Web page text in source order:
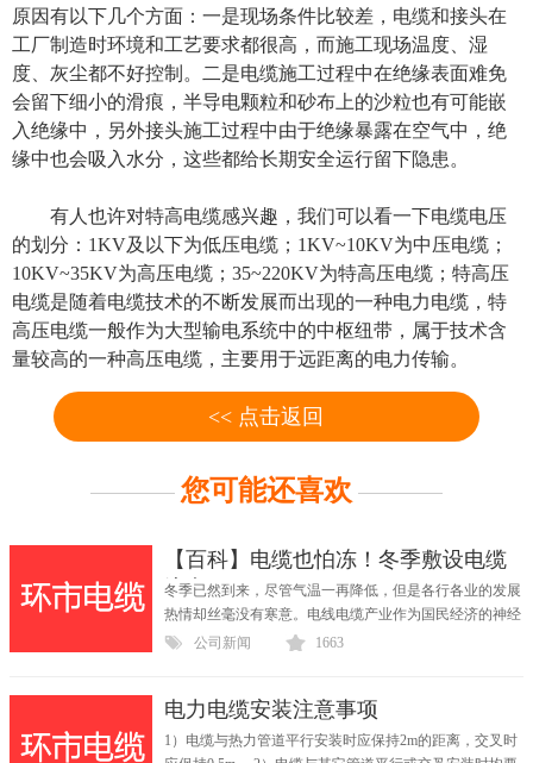
原因有以下几个方面：一是现场条件比较差，电缆和接头在
工厂制造时环境和工艺要求都很高，而施工现场温度、湿
度、灰尘都不好控制。二是电缆施工过程中在绝缘表面难免
会留下细小的滑痕，半导电颗粒和砂布上的沙粒也有可能嵌
入绝缘中，另外接头施工过程中由于绝缘暴露在空气中，绝
缘中也会吸入水分，这些都给长期安全运行留下隐患。
有人也许对特高电缆感兴趣，我们可以看一下电缆电压
的划分：1KV及以下为低压电缆；1KV~10KV为中压电缆；
10KV~35KV为高压电缆；35~220KV为特高压电缆；特高压
电缆是随着电缆技术的不断发展而出现的一种电力电缆，特
高压电缆一般作为大型输电系统中的中枢纽带，属于技术含
量较高的一种高压电缆，主要用于远距离的电力传输。
<< 点击返回
您可能还喜欢
【百科】电缆也怕冻！冬季敷设电缆
注意
冬季已然到来，尽管气温一再降低，但是各行各业的发展
热情却丝毫没有寒意。电线电缆产业作为国民经济的神经
与...
公司新闻 1663
电力电缆安装注意事项
1）电缆与热力管道平行安装时应保持2m的距离，交叉时